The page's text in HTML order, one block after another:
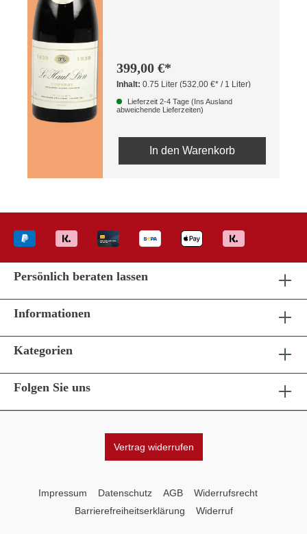
399,00 €*
Inhalt:0.75 Liter(532,00 €* / 1 Liter)
Lieferzeit 2-4 Tage (Ins Ausland
abweichende Lieferzeiten)
In den Warenkorb
Persönlich beraten lassen
Informationen
Kategorien
Folgen Sie uns
Vertrag widerrufen
Impressum Datenschutz AGB
Widerrufsrecht
Barrierefreiheitserklärung
Widerruf